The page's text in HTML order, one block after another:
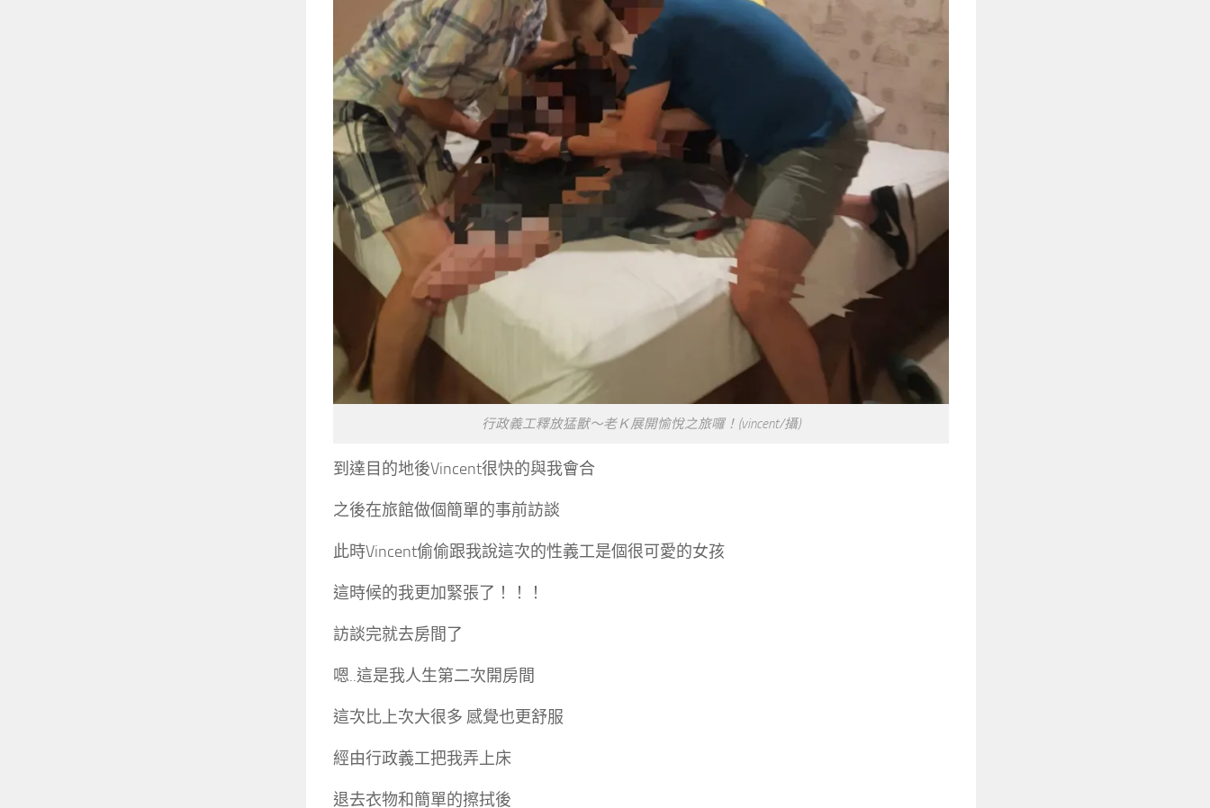
行政義工釋放猛獸～老Ｋ展開愉悅之旅囉！(vincent/攝)
到達目的地後Vincent很快的與我會合
之後在旅館做個簡單的事前訪談
此時Vincent偷偷跟我說這次的性義工是個很可愛的女孩
這時候的我更加緊張了！！！
訪談完就去房間了
嗯..這是我人生第二次開房間
這次比上次大很多 感覺也更舒服
經由行政義工把我弄上床
退去衣物和簡單的擦拭後